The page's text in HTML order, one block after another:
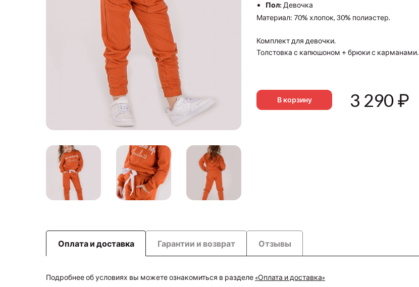
Пол: Девочка
Материал: 70% хлопок, 30% полиэстер.
Комплект для девочки.
Толстовка с капюшоном + брюки с карманами.
В корзину 3 290₽
Оплата и доставка Гарантии и возврат Отзывы
Подробнее об условиях вы можете ознакомиться в разделе «Оплата и доставка»